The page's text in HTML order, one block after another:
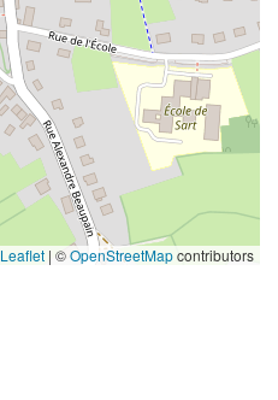
Leaflet | ©OpenStreetMapcontributors